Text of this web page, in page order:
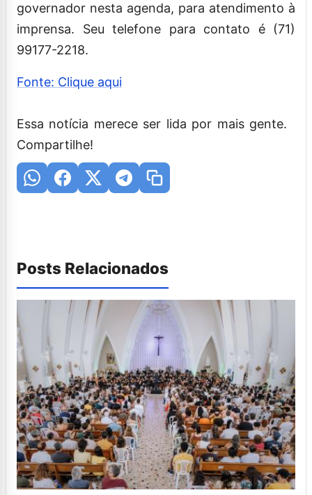
governador nesta agenda, para atendimento à
imprensa. Seu telefone para contato é (71)
99177-2218.
Fonte: Clique aqui
Essa notícia merece ser lida por mais gente.
Compartilhe!
Posts Relacionados